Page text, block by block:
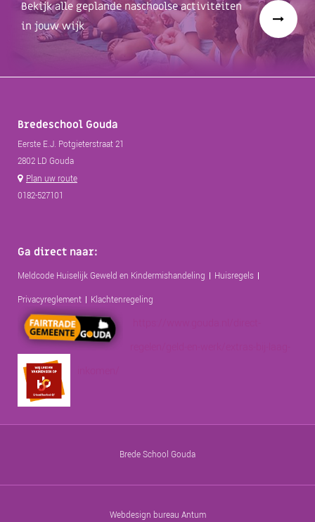
Bekijk alle geplande naschoolse activiteiten
in jouw wijk
Bredeschool Gouda
Eerste E.J. Potgieterstraat 21
2802 LD Gouda
Plan uw route
0182-527101
Ga direct naar:
Meldcode Huiselijk Geweld en Kindermishandeling
Huisregels
Privacyreglement
Klachtenregeling
Brede School Gouda
Webdesign bureau Antum